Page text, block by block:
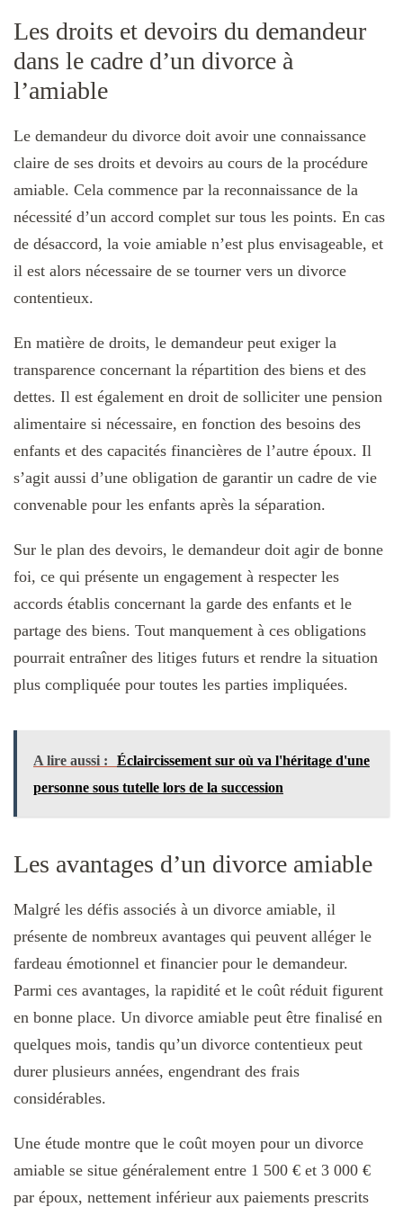
Les droits et devoirs du demandeur
dans le cadre d’un divorce à
l’amiable
Le demandeur du divorce doit avoir une connaissance
claire de ses droits et devoirs au cours de la procédure
amiable. Cela commence par la reconnaissance de la
nécessité d’un accord complet sur tous les points. En cas
de désaccord, la voie amiable n’est plus envisageable, et
il est alors nécessaire de se tourner vers un divorce
contentieux.
En matière de droits, le demandeur peut exiger la
transparence concernant la répartition des biens et des
dettes. Il est également en droit de solliciter une pension
alimentaire si nécessaire, en fonction des besoins des
enfants et des capacités financières de l’autre époux. Il
s’agit aussi d’une obligation de garantir un cadre de vie
convenable pour les enfants après la séparation.
Sur le plan des devoirs, le demandeur doit agir de bonne
foi, ce qui présente un engagement à respecter les
accords établis concernant la garde des enfants et le
partage des biens. Tout manquement à ces obligations
pourrait entraîner des litiges futurs et rendre la situation
plus compliquée pour toutes les parties impliquées.
A lire aussi :
Éclaircissement sur où va l'héritage d'une
personne sous tutelle lors de la succession
Les avantages d’un divorce amiable
Malgré les défis associés à un divorce amiable, il
présente de nombreux avantages qui peuvent alléger le
fardeau émotionnel et financier pour le demandeur.
Parmi ces avantages, la rapidité et le coût réduit figurent
en bonne place. Un divorce amiable peut être finalisé en
quelques mois, tandis qu’un divorce contentieux peut
durer plusieurs années, engendrant des frais
considérables.
Une étude montre que le coût moyen pour un divorce
amiable se situe généralement entre 1 500 € et 3 000 €
par époux, nettement inférieur aux paiements prescrits